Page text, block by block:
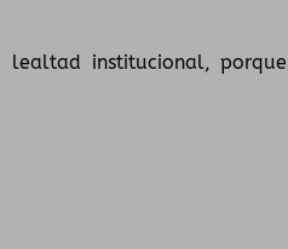
institucional, porque